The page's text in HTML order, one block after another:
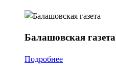
Балашовскаягазета
Подробнее